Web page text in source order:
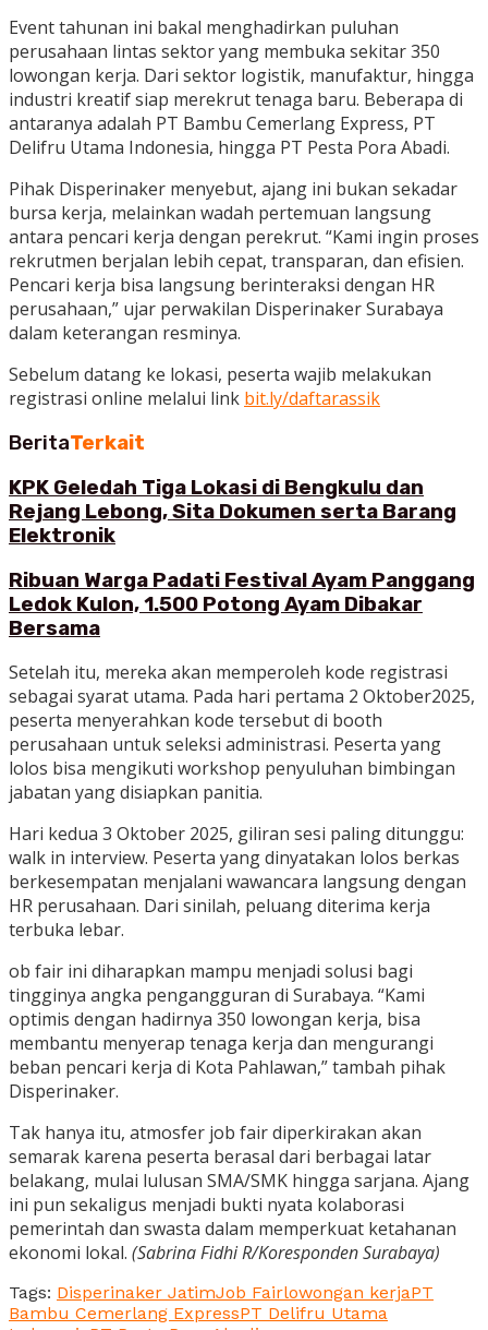
Event tahunan ini bakal menghadirkan puluhan
perusahaan lintas sektor yang membuka sekitar 350
lowongan kerja. Dari sektor logistik, manufaktur, hingga
industri kreatif siap merekrut tenaga baru. Beberapa di
antaranya adalah PT Bambu Cemerlang Express, PT
Delifru Utama Indonesia, hingga PT Pesta Pora Abadi.
Pihak Disperinaker menyebut, ajang ini bukan sekadar
bursa kerja, melainkan wadah pertemuan langsung
antara pencari kerja dengan perekrut. “Kami ingin proses
rekrutmen berjalan lebih cepat, transparan, dan efisien.
Pencari kerja bisa langsung berinteraksi dengan HR
perusahaan,” ujar perwakilan Disperinaker Surabaya
dalam keterangan resminya.
Sebelum datang ke lokasi, peserta wajib melakukan
registrasi online melalui link bit.ly/daftarassik
BeritaTerkait
KPK Geledah Tiga Lokasi di Bengkulu dan
Rejang Lebong, Sita Dokumen serta Barang
Elektronik
Ribuan Warga Padati Festival Ayam Panggang
Ledok Kulon, 1.500 Potong Ayam Dibakar
Bersama
Setelah itu, mereka akan memperoleh kode registrasi
sebagai syarat utama. Pada hari pertama 2 Oktober2025,
peserta menyerahkan kode tersebut di booth
perusahaan untuk seleksi administrasi. Peserta yang
lolos bisa mengikuti workshop penyuluhan bimbingan
jabatan yang disiapkan panitia.
Hari kedua 3 Oktober 2025, giliran sesi paling ditunggu:
walk in interview. Peserta yang dinyatakan lolos berkas
berkesempatan menjalani wawancara langsung dengan
HR perusahaan. Dari sinilah, peluang diterima kerja
terbuka lebar.
ob fair ini diharapkan mampu menjadi solusi bagi
tingginya angka pengangguran di Surabaya. “Kami
optimis dengan hadirnya 350 lowongan kerja, bisa
membantu menyerap tenaga kerja dan mengurangi
beban pencari kerja di Kota Pahlawan,” tambah pihak
Disperinaker.
Tak hanya itu, atmosfer job fair diperkirakan akan
semarak karena peserta berasal dari berbagai latar
belakang, mulai lulusan SMA/SMK hingga sarjana. Ajang
ini pun sekaligus menjadi bukti nyata kolaborasi
pemerintah dan swasta dalam memperkuat ketahanan
ekonomi lokal. (Sabrina Fidhi R/Koresponden Surabaya)
Tags: Disperinaker JatimJob Fairlowongan kerjaPT
Bambu Cemerlang ExpressPT Delifru Utama